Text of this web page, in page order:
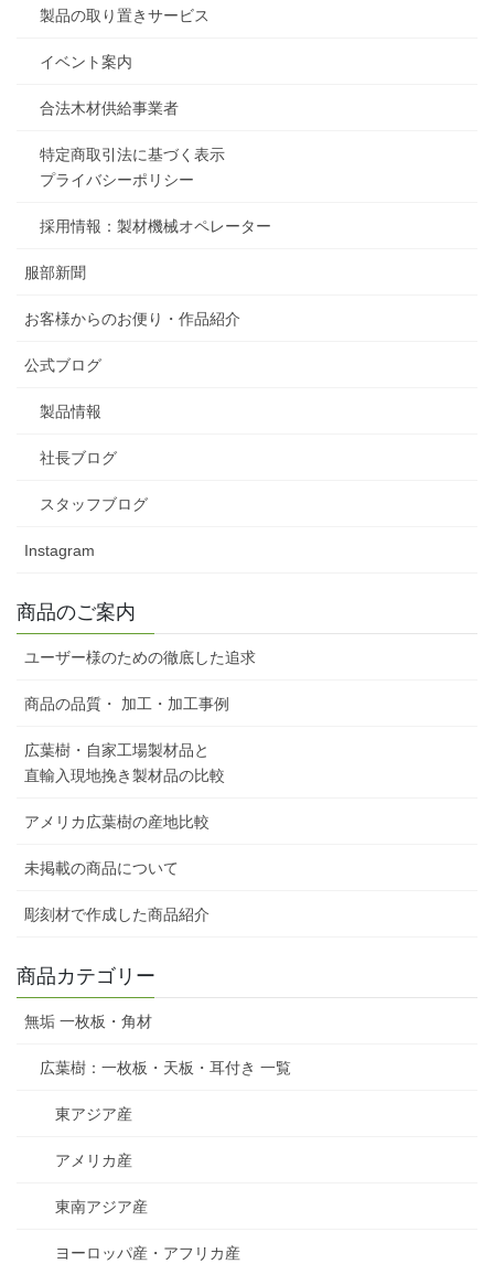
製品の取り置きサービス
イベント案内
合法木材供給事業者
特定商取引法に基づく表示
プライバシーポリシー
採用情報：製材機械オペレーター
服部新聞
お客様からのお便り・作品紹介
公式ブログ
製品情報
社長ブログ
スタッフブログ
Instagram
商品のご案内
ユーザー様のための徹底した追求
商品の品質・ 加工・加工事例
広葉樹・自家工場製材品と
直輸入現地挽き製材品の比較
アメリカ広葉樹の産地比較
未掲載の商品について
彫刻材で作成した商品紹介
商品カテゴリー
無垢 一枚板・角材
広葉樹：一枚板・天板・耳付き 一覧
東アジア産
アメリカ産
東南アジア産
ヨーロッパ産・アフリカ産